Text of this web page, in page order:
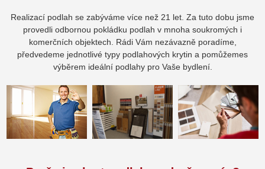
Realizací podlah se zabýváme více než 21 let. Za tuto dobu jsme
provedli odbornou pokládku podlah v mnoha soukromých i
komerčních objektech. Rádi Vám nezávazně poradíme,
předvedeme jednotlivé typy podlahových krytin a pomůžemes
výběrem ideální podlahy pro Vaše bydlení.